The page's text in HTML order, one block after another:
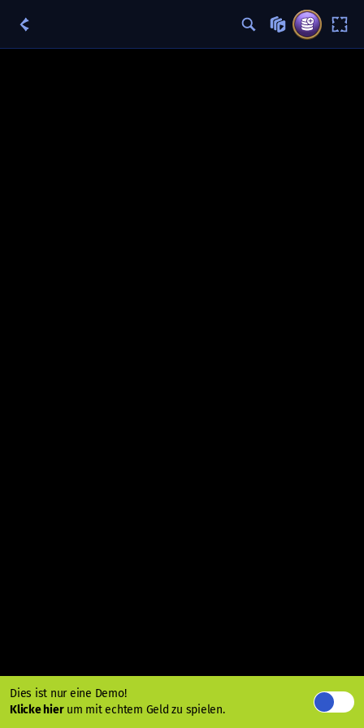
Dies ist nur eine Demo!
Klicke hierum mit echtem Geld zu spielen.